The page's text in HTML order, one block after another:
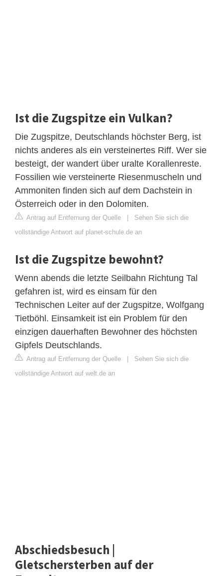
Ist die Zugspitze ein Vulkan?
Die Zugspitze, Deutschlands höchster Berg, ist
nichts anderes als ein versteinertes Riff. Wer sie
besteigt, der wandert über uralte Korallenreste.
Fossilien wie versteinerte Riesenmuscheln und
Ammoniten finden sich auf dem Dachstein in
Österreich oder in den Dolomiten.
Antrag auf Entfernung der Quelle
Sehen Sie sich die
vollständige Antwort auf planet-schule.de an
Ist die Zugspitze bewohnt?
Wenn abends die letzte Seilbahn Richtung Tal
gefahren ist, wird es einsam für den
Technischen Leiter auf der Zugspitze, Wolfgang
Tietböhl. Einsamkeit ist ein Problem für den
einzigen dauerhaften Bewohner des höchsten
Gipfels Deutschlands.
Antrag auf Entfernung der Quelle
Sehen Sie sich die
vollständige Antwort auf welt.de an
Abschiedsbesuch |
Gletschersterben auf der